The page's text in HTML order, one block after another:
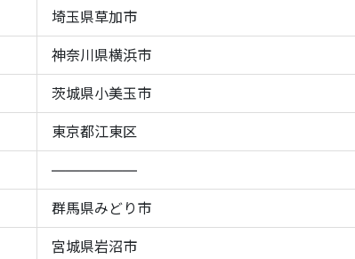
埼玉県草加市
神奈川県横浜市
茨城県小美玉市
東京都江東区
――――――
群馬県みどり市
宮城県岩沼市